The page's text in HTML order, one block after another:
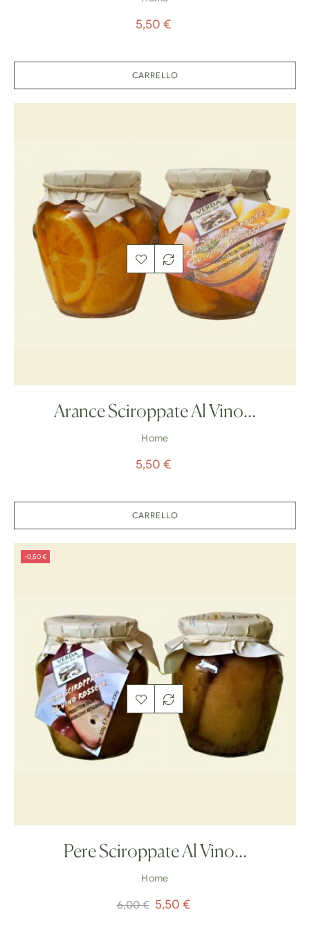
Prezzo
5,50 €
CARRELLO
Arance Sciroppate Al Vino...
Home
Prezzo
5,50 €
CARRELLO
-0,50 €
Pere Sciroppate Al Vino...
Home
Prezzo
6,00 € Prezzo
5,50 €